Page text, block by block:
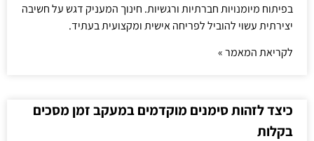
בפיתוח מיומנויות חברתיות ורגשיות. חינוך המעניק דגש על חשיבה
יצירתית עשוי להוביל לפריחה אישית ומקצועית בעתיד.
לקריאת המאמר »
כיצד לזהות סימנים מוקדמים במעקב זמן מסכים
בקלות